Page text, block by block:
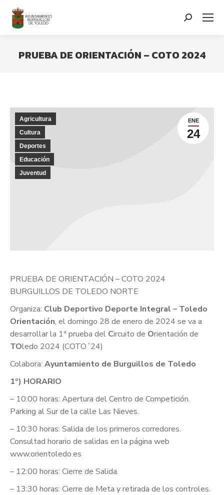
contenido
Search:
PRUEBA DE ORIENTACIÓN – COTO 2024
ENE
24
Agricultura
Cultura
Deportes
Educación
Juventud
PRUEBA DE ORIENTACIÓN – COTO 2024
BURGUILLOS DE TOLEDO NORTE
Organiza: Club Deportivo Deporte Integral – Toledo
Orientación, el domingo 28 de enero de 2024 se va a
desarrollar la 1ª prueba del Circuito de Orientación de
TOledo 2024 (COTO´24)
Colabora: Ayuntamiento de Burguillos de Toledo
1º) HORARIO
– 10:00 horas: Apertura del Centro de Competición.
Parking al Sur de la calle Las Nieves.
– 10:30 horas: Salida de los primeros corredores.
Consultad horario de salidas en la página web
www.orientoledo.es
– 12:00 horas: Cierre de Salida.
– 13:30 horas: Cierre de Meta y retirada de los controles.